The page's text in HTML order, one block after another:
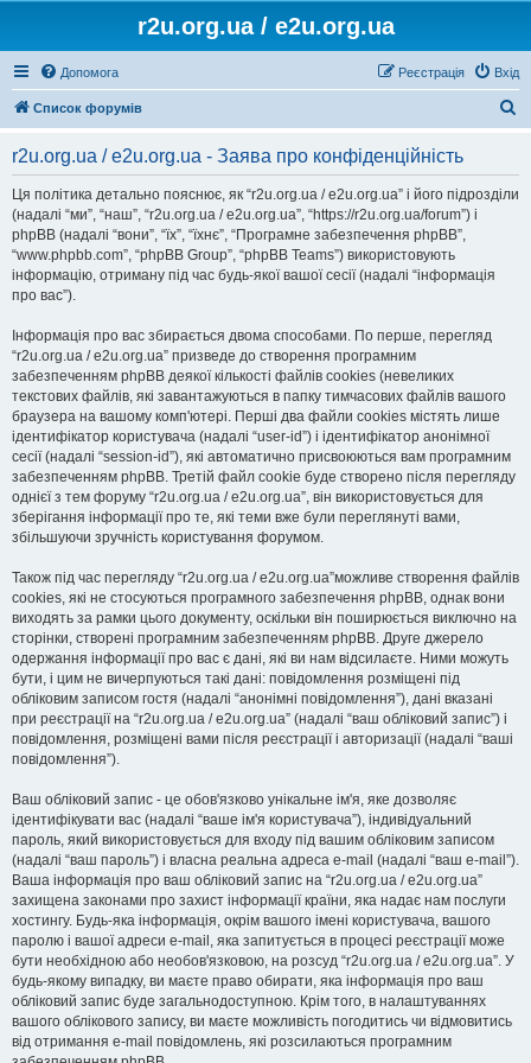
r2u.org.ua / e2u.org.ua
Допомога Вхід
Реєстрація
Список форумів
r2u.org.ua / e2u.org.ua - Заява про конфіденційність
Ця політика детально пояснює, як “r2u.org.ua / e2u.org.ua” і його підрозділи
(надалі “ми”, “наш”, “r2u.org.ua / e2u.org.ua”, “https://r2u.org.ua/forum”) і
phpBB (надалі “вони”, “їх”, “їхнє”, “Програмне забезпечення phpBB”,
“www.phpbb.com”, “phpBB Group”, “phpBB Teams”) використовують
інформацію, отриману під час будь-якої вашої сесії (надалі “інформація
про вас”).
Інформація про вас збирається двома способами. По перше, перегляд
“r2u.org.ua / e2u.org.ua” призведе до створення програмним
забезпеченням phpBB деякої кількості файлів cookies (невеликих
текстових файлів, які завантажуються в папку тимчасових файлів вашого
браузера на вашому комп'ютері. Перші два файли cookies містять лише
ідентифікатор користувача (надалі “user-id”) і ідентифікатор анонімної
сесії (надалі “session-id”), які автоматично присвоюються вам програмним
забезпеченням phpBB. Третій файл cookie буде створено після перегляду
однієї з тем форуму “r2u.org.ua / e2u.org.ua”, він використовується для
зберігання інформації про те, які теми вже були переглянуті вами,
збільшуючи зручність користування форумом.
Також під час перегляду “r2u.org.ua / e2u.org.ua”можливе створення файлів
cookies, які не стосуються програмного забезпечення phpBB, однак вони
виходять за рамки цього документу, оскільки він поширюється виключно на
сторінки, створені програмним забезпеченням phpBB. Друге джерело
одержання інформації про вас є дані, які ви нам відсилаєте. Ними можуть
бути, і цим не вичерпуються такі дані: повідомлення розміщені під
обліковим записом гостя (надалі “анонімні повідомлення”), дані вказані
при реєстрації на “r2u.org.ua / e2u.org.ua” (надалі “ваш обліковий запис”) і
повідомлення, розміщені вами після реєстрації і авторизації (надалі “ваші
повідомлення”).
Ваш обліковий запис - це обов'язково унікальне ім'я, яке дозволяє
ідентифікувати вас (надалі “ваше ім'я користувача”), індивідуальний
пароль, який використовується для входу під вашим обліковим записом
(надалі “ваш пароль”) і власна реальна адреса e-mail (надалі “ваш e-mail”).
Ваша інформація про ваш обліковий запис на “r2u.org.ua / e2u.org.ua”
захищена законами про захист інформації країни, яка надає нам послуги
хостингу. Будь-яка інформація, окрім вашого імені користувача, вашого
паролю і вашої адреси e-mail, яка запитується в процесі реєстрації може
бути необхідною або необов'язковою, на розсуд “r2u.org.ua / e2u.org.ua”. У
будь-якому випадку, ви маєте право обирати, яка інформація про ваш
обліковий запис буде загальнодоступною. Крім того, в налаштуваннях
вашого облікового запису, ви маєте можливість погодитись чи відмовитись
від отримання e-mail повідомлень, які розсилаються програмним